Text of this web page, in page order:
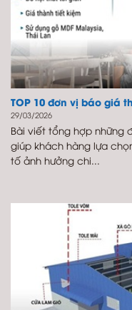
TOP 10 đơn vị báo giá
29/03/2026
Bài viết tổng hợp những
giúp khách hàng lựa
tố ảnh hưởng chi...